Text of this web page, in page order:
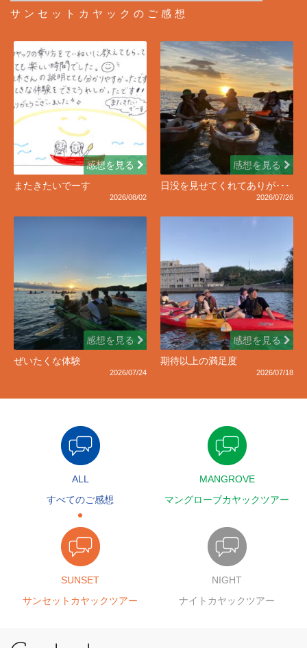
サンセットカヤックのご感想
感想を見る
またきたいでーす
2026/08/02
感想を見る
日没を見せてくれてありが･･･
2026/07/26
感想を見る
ぜいたくな体験
2026/07/24
感想を見る
期待以上の満足度
2026/07/18
ALL
すべてのご感想
MANGROVE
マングローブカヤックツアー
SUNSET
サンセットカヤックツアー
NIGHT
ナイトカヤックツアー